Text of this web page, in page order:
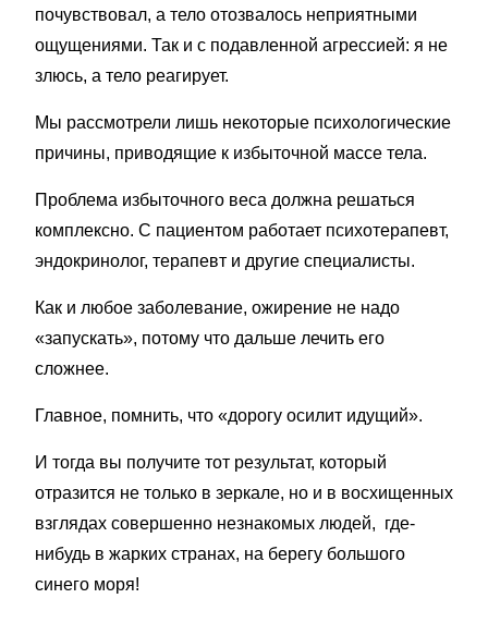
почувствовал, а тело отозвалось неприятными
ощущениями. Так и с подавленной агрессией: я не
злюсь, а тело реагирует.
Мы рассмотрели лишь некоторые психологические
причины, приводящие к избыточной массе тела.
Проблема избыточного веса должна решаться
комплексно. С пациентом работает психотерапевт,
эндокринолог, терапевт и другие специалисты.
Как и любое заболевание, ожирение не надо
«запускать», потому что дальше лечить его
сложнее.
Главное, помнить, что «дорогу осилит идущий».
И тогда вы получите тот результат, который
отразится не только в зеркале, но и в восхищенных
взглядах совершенно незнакомых людей, где-
нибудь в жарких странах, на берегу большого
синего моря!